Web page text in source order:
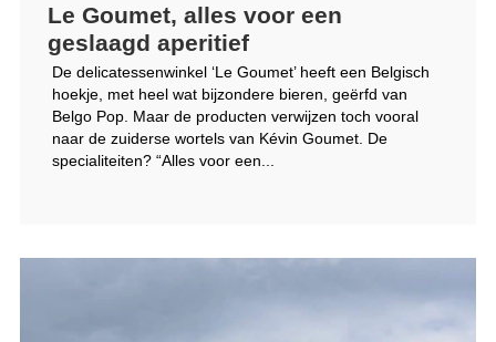
Le Goumet, alles voor een
geslaagd aperitief
De delicatessenwinkel ‘Le Goumet’ heeft een Belgisch
hoekje, met heel wat bijzondere bieren, geërfd van
Belgo Pop. Maar de producten verwijzen toch vooral
naar de zuiderse wortels van Kévin Goumet. De
specialiteiten? “Alles voor een...